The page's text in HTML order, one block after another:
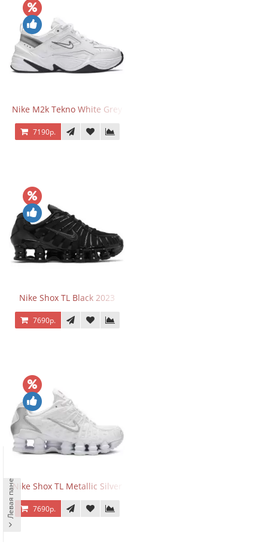
Nike M2k Tekno White Grey
7190р.
Nike Shox TL Black 2023
7690р.
Nike Shox TL Metallic Silver
7690р.
Левая панель